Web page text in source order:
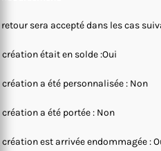
retour sera accepté dans les cas
création était en solde :Oui
création a été personnalisée : Non
création a été portée : Non
création est arrivée endommagée :